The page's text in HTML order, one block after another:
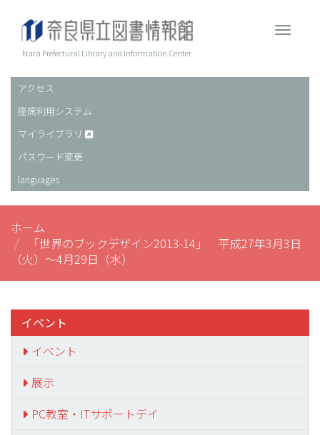
Nara Prefectural Library and Information Center
ヘ
ッ
ダ
ー
アクセス
座席利用システム
マイライブラリ
パスワード変更
languages
ホーム
「世界のブックデザイン2013-14」 平成27年3月3日
（火）～4月29日（水）
イベント
イベント
展示
PC教室・ITサポートデイ